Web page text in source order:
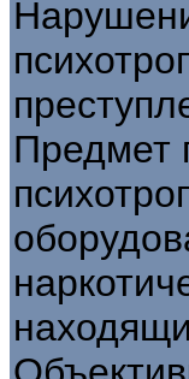
Предмет